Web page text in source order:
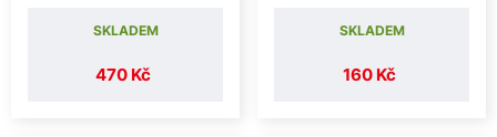
470 Kč
SKLADEM
160 Kč
SKLADEM